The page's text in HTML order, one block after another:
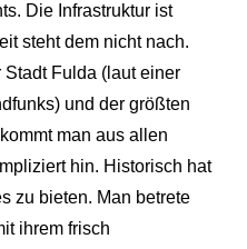
Agentur
Die Infrastruktur ist
steht dem nicht nach.
Fulda (laut einer
und der größten
man aus allen
hin. Historisch hat
zu bieten. Man betrete
ihrem frisch